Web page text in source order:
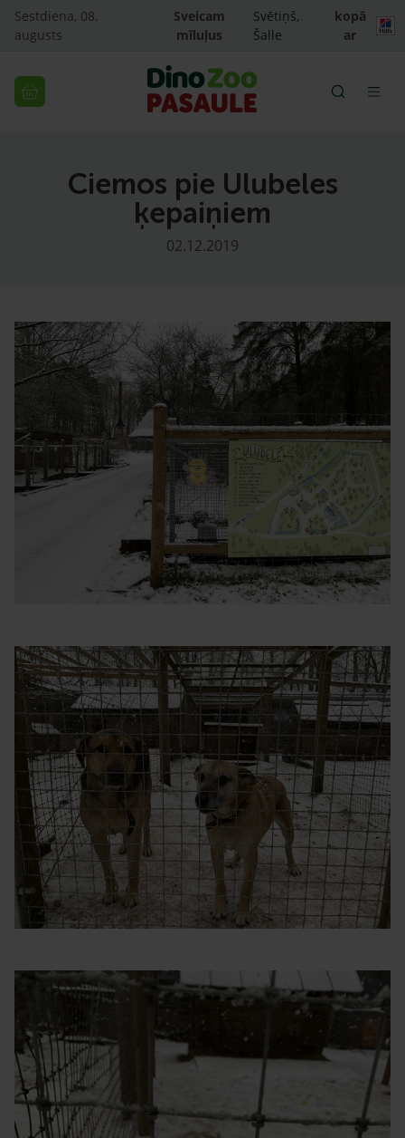
Sestdiena, 08.
augusts
Sveicam
mīluļus
Svētiņš,
Šalle
kopā
ar
Ciemos pie Ulubeles
ķepaiņiem
02.12.2019